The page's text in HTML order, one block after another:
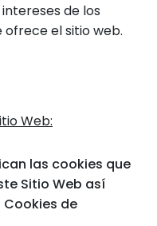
de los
ofrece el sitio web.
Web:
las cookies que
Sitio Web así
de